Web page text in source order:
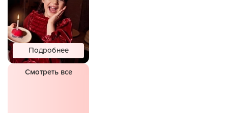
Подробнее
Смотреть все